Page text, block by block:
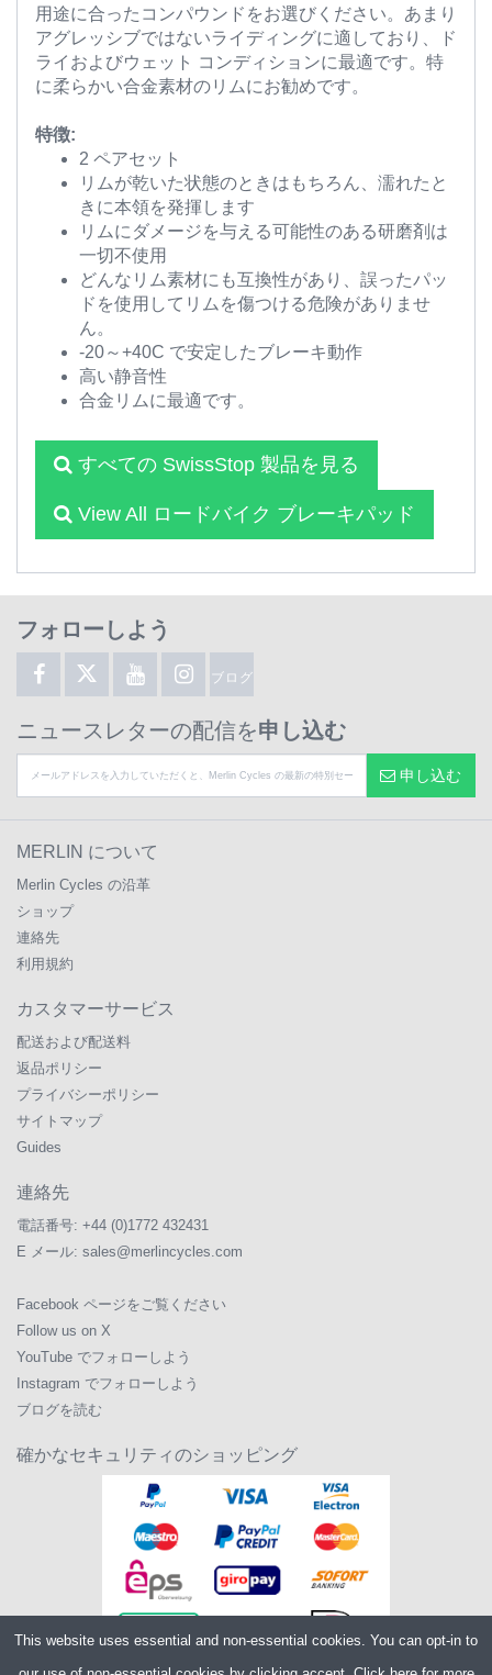
用途に合ったコンパウンドをお選びください。あまり
アグレッシブではないライディングに適しており、ド
ライおよびウェット コンディションに最適です。特
に柔らかい合金素材のリムにお勧めです。
特徴:
2 ペアセット
リムが乾いた状態のときはもちろん、濡れたと
きに本領を発揮します
リムにダメージを与える可能性のある研磨剤は
一切不使用
どんなリム素材にも互換性があり、誤ったパッ
ドを使用してリムを傷つける危険がありませ
ん。
-20～+40C で安定したブレーキ動作
高い静音性
合金リムに最適です。
すべての SwissStop 製品を見る
View All ロードバイク ブレーキパッド
フォローしよう
ブログ
ニュースレターの配信を申し込む
申し込む
MERLIN について
Merlin Cycles の沿革
ショップ
連絡先
利用規約
カスタマーサービス
配送および配送料
返品ポリシー
プライバシーポリシー
サイトマップ
Guides
連絡先
電話番号: +44 (0)1772 432431
E メール: sales@merlincycles.com
Facebook ページをご覧ください
Follow us on X
YouTube でフォローしよう
Instagram でフォローしよう
ブログを読む
確かなセキュリティのショッピング
This website uses essential and non-essential cookies. You can opt-in to